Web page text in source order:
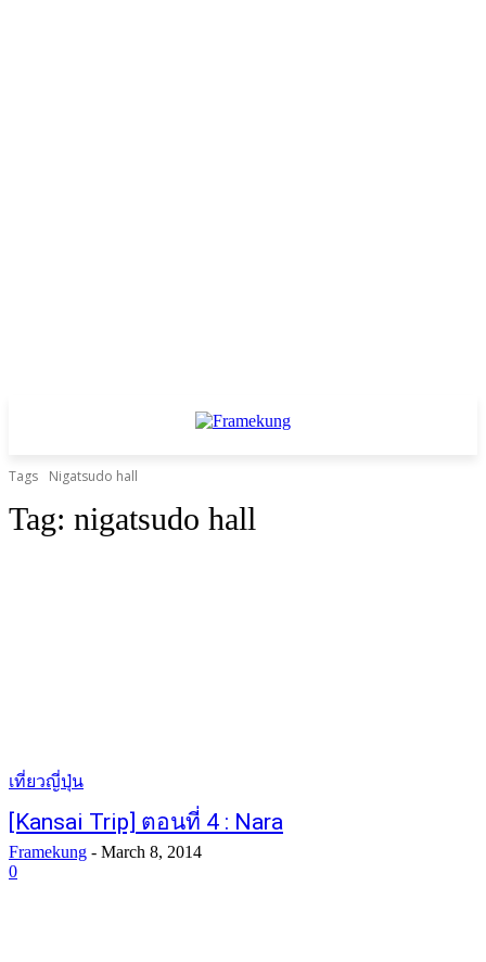
Tags Nigatsudo hall
Tag: nigatsudo hall
เที่ยวญี่ปุ่น
[Kansai Trip] ตอนที่ 4 : Nara
Framekung - March 8, 2014
0